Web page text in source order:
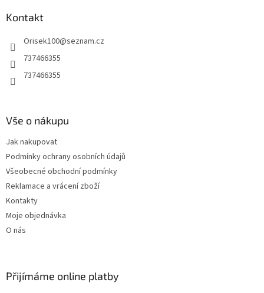
Kontakt
Orisek100@seznam.cz
737466355
737466355
Vše o nákupu
Jak nakupovat
Podmínky ochrany osobních údajů
Všeobecné obchodní podmínky
Reklamace a vrácení zboží
Kontakty
Moje objednávka
O nás
Přijímáme online platby